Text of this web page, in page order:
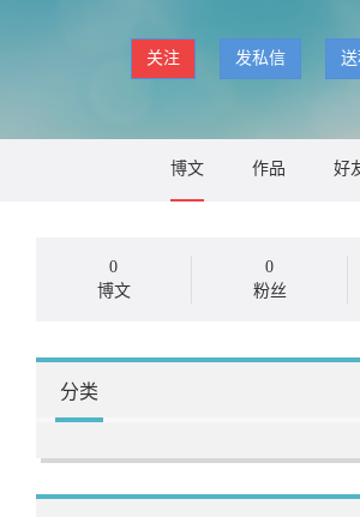
关注 发私信
博文 作品 好
0
博文
0
粉丝
分类